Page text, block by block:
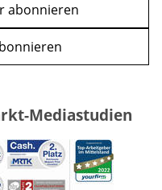
abonnieren
Mediastudien